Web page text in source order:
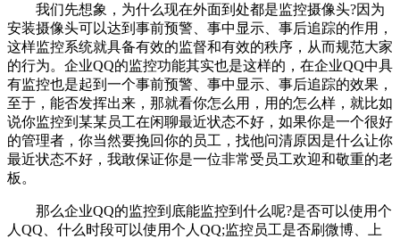
我们先想象，为什么现在外面到处都是监控摄像头?因为
安装摄像头可以达到事前预警、事中显示、事后追踪的作用，
这样监控系统就具备有效的监督和有效的秩序，从而规范大家
的行为。企业QQ的监控功能其实也是这样的，在企业QQ中具
有监控也是起到一个事前预警、事中显示、事后追踪的效果，
至于，能否发挥出来，那就看你怎么用，用的怎么样，就比如
说你监控到某某员工在闲聊最近状态不好，如果你是一个很好
的管理者，你当然要挽回你的员工，找他问清原因是什么让你
最近状态不好，我敢保证你是一位非常受员工欢迎和敬重的老
板。
那么企业QQ的监控到底能监控到什么呢?是否可以使用个
人QQ、什么时段可以使用个人QQ;监控员工是否刷微博、上